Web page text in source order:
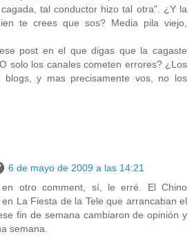
tal conductor hizo tal otra". ¿Y la
te crees que sos? Media pila viejo,
post en el que digas que la cagaste
solo los canales cometen errores? ¿Los
blogs, y mas precisamente vos, no los
6 de mayo de 2009 a las 14:21
otro comment, sí, le erré. El Chino
La Fiesta de la Tele que arrancaban el
fin de semana cambiaron de opinión y
semana.